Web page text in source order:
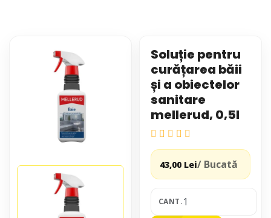
Soluție pentru
curățarea băii
și a obiectelor
sanitare
mellerud, 0,5l
43,00 Lei/ Bucată
CANT.